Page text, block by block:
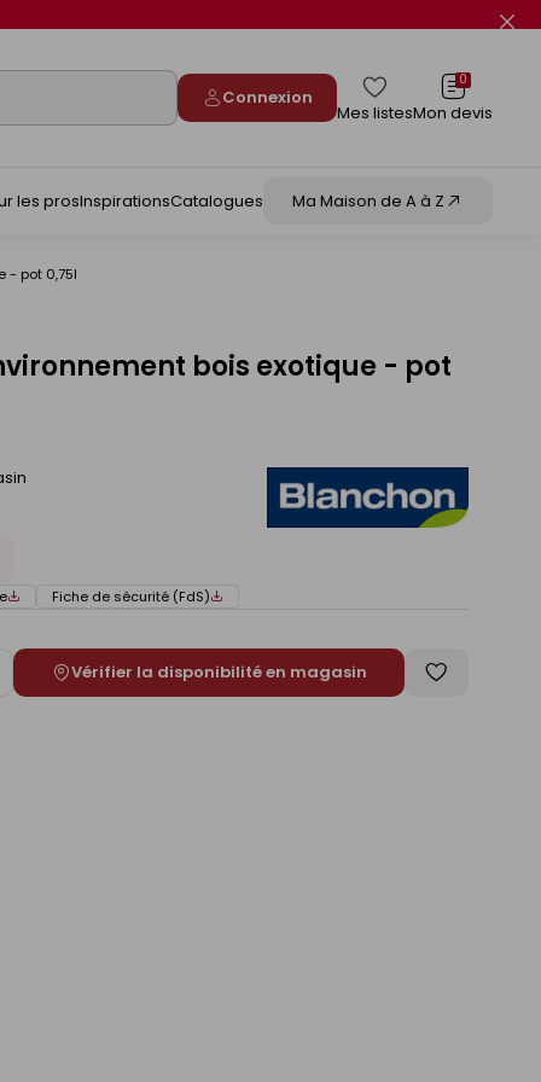
Connexion
Mes listes
0
Mon devis
les prosInspirationsCatalogues Ma Maison de A à Z
- pot 0,75l
bois exotique - pot
Fiche de sécurité (FdS)
Vérifier la disponibilité en magasin
Enregistrer